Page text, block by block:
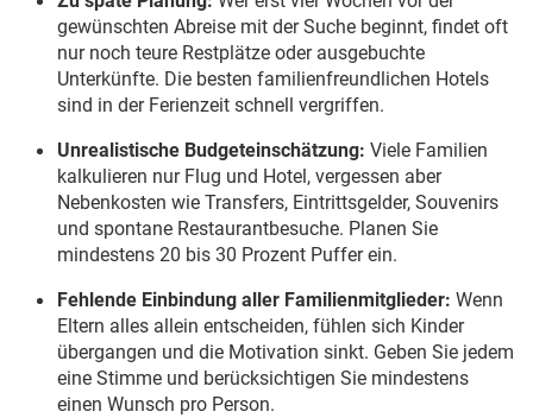
gewünschten Abreise mit der Suche beginnt, findet oft
nur noch teure Restplätze oder ausgebuchte
Unterkünfte. Die besten familienfreundlichen Hotels
sind in der Ferienzeit schnell vergriffen.
Unrealistische Budgeteinschätzung: Viele Familien
kalkulieren nur Flug und Hotel, vergessen aber
Nebenkosten wie Transfers, Eintrittsgelder, Souvenirs
und spontane Restaurantbesuche. Planen Sie
mindestens 20 bis 30 Prozent Puffer ein.
Fehlende Einbindung aller Familienmitglieder: Wenn
Eltern alles allein entscheiden, fühlen sich Kinder
übergangen und die Motivation sinkt. Geben Sie jedem
eine Stimme und berücksichtigen Sie mindestens
einen Wunsch pro Person.